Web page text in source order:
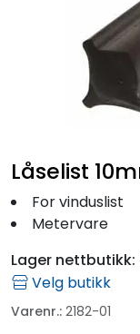
Låselist
For vinduslist
Metervare
Lager nettbutikk:
Velg butikk
Varenr.: 2182-01
Motor/Styring
Fritid/
Båtpleie/
Seil